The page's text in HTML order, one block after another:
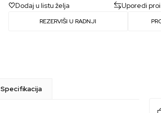
Dodaj u listu želja Uporedi
REZERVIŠI U RADNJI
Specifikacija